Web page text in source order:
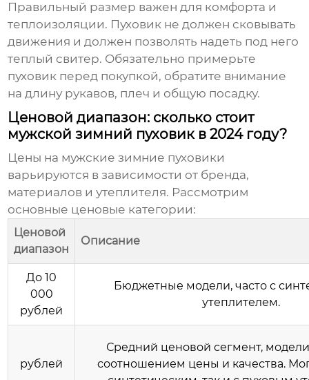
Правильный размер важен для комфорта и
теплоизоляции. Пуховик не должен сковывать
движения и должен позволять надеть под него
теплый свитер. Обязательно примерьте
пуховик перед покупкой, обратите внимание
на длину рукавов, плеч и общую посадку.
Ценовой диапазон: сколько стоит
мужской зимний пуховик в 2024 году?
Цены на мужские зимние пуховики
варьируются в зависимости от бренда,
материалов и утеплителя. Рассмотрим
основные ценовые категории:
Ценовой
диапазон
Описание
До 10
000
рублей
Бюджетные модели, часто с
утеплителем.
рублей
Средний ценовой сегмент,
соотношением цены и качества.